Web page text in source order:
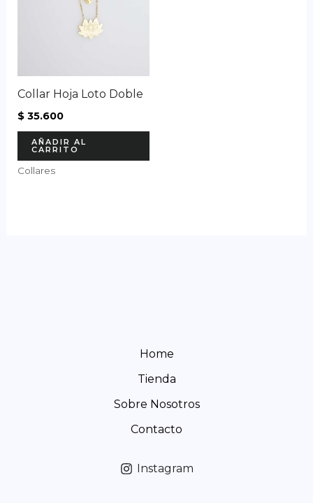
Collar Hoja Loto Doble
$35.600
AÑADIR AL
CARRITO
Collares
Home
Tienda
Sobre Nosotros
Contacto
Instagram